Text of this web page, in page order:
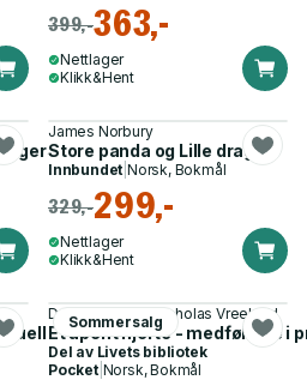
399,-363,-
Nettlager
Klikk&Hent
verden
James Norbury
Store panda og Lille drage
Innbundet |Norsk, Bokmål
329,-299,-
Nettlager
Klikk&Hent
innføring i Buddhas lære
Sommersalg
Dalai Lama XIV, Nicholas Vreeland
Et åpent hjerte - medfølelse i
Del av Livets bibliotek
Pocket| Norsk, Bokmål